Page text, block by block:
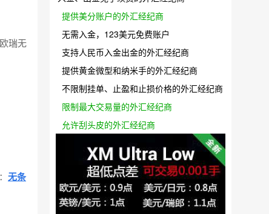
瑞无
无条
提供美分账户的外汇经纪商
无需入金，123美元免费账户
支持人民币入金出金的外汇经纪商
提供黄金微型和纳米手的外汇经纪商
不限制挂单、止盈和止损价格的外汇经纪商
限制最大交易量的外汇经纪商
允许刮头皮的外汇经纪商